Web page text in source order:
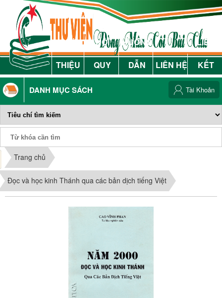
GIỚI
THIỆU
NỘI
QUY
HƯỚNG
DẪN
LIÊN HỆ
LIÊN
KẾT
DANH MỤC SÁCH Tài Khoản
Trang chủ
Đọc và học kinh Thánh qua các bản dịch tiếng Việt